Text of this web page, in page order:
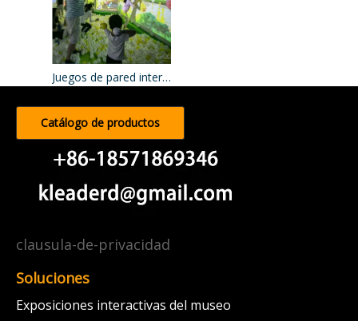
Juegos de pared interactivos
Catálogo de productos
clausula-de-privacidad
Soluciones
Exposiciones interactivas del museo